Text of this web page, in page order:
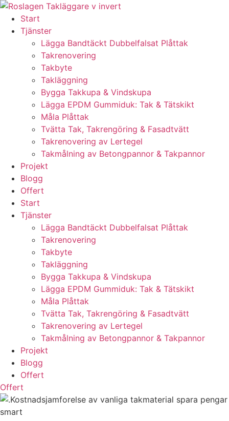
Skip
content
Start
Tjänster
Lägga Bandtäckt Dubbelfalsat Plåttak
Takrenovering
Takbyte
Takläggning
Bygga Takkupa & Vindskupa
Lägga EPDM Gummiduk: Tak & Tätskikt
Måla Plåttak
Tvätta Tak, Takrengöring & Fasadtvätt
Takrenovering av Lertegel
Takmålning av Betongpannor & Takpannor
Projekt
Blogg
Offert
Start
Tjänster
Lägga Bandtäckt Dubbelfalsat Plåttak
Takrenovering
Takbyte
Takläggning
Bygga Takkupa & Vindskupa
Lägga EPDM Gummiduk: Tak & Tätskikt
Måla Plåttak
Tvätta Tak, Takrengöring & Fasadtvätt
Takrenovering av Lertegel
Takmålning av Betongpannor & Takpannor
Projekt
Blogg
Offert
Offert